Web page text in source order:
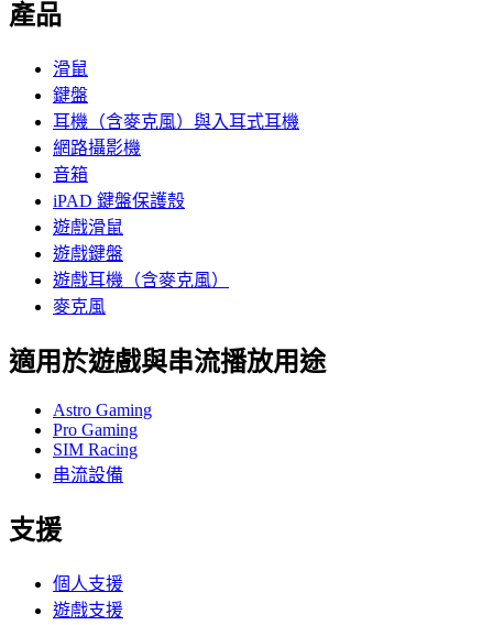
產品
滑鼠
鍵盤
耳機（含麥克風）與入耳式耳機
網路攝影機
音箱
iPAD 鍵盤保護殼
遊戲滑鼠
遊戲鍵盤
遊戲耳機（含麥克風）
麥克風
適用於遊戲與串流播放用途
Astro Gaming
Pro Gaming
SIM Racing
串流設備
支援
個人支援
遊戲支援